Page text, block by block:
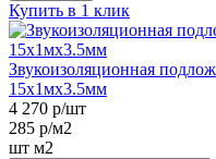
Купить в 1 клик
Звукоизоляционная
15х1мх3.5мм
4 270 р/шт
285 р/м2
шт м2